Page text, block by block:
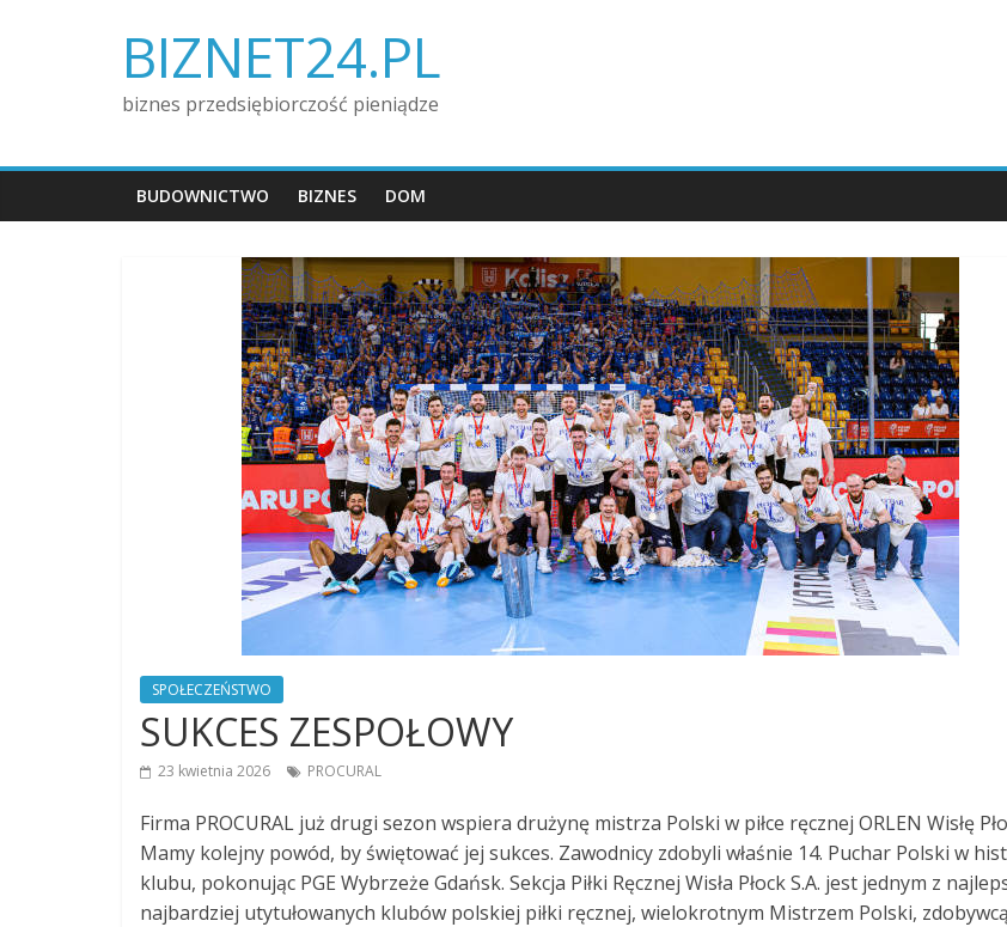
BIZNET24.PL
biznes przedsiębiorczość pieniądze
BUDOWNICTWO BIZNES DOM
SPOŁECZEŃSTWO
SUKCES ZESPOŁOWY
23 kwietnia 2026 PROCURAL
Firma PROCURAL już drugi sezon wspiera drużynę mistrza Polski w piłce ręcznej ORLEN Wisłę
Mamy kolejny powód, by świętować jej sukces. Zawodnicy zdobyli właśnie 14. Puchar Polski w
klubu, pokonując PGE Wybrzeże Gdańsk. Sekcja Piłki Ręcznej Wisła Płock S.A. jest jednym z
najbardziej utytułowanych klubów polskiej piłki ręcznej, wielokrotnym Mistrzem Polski, zdobywcą